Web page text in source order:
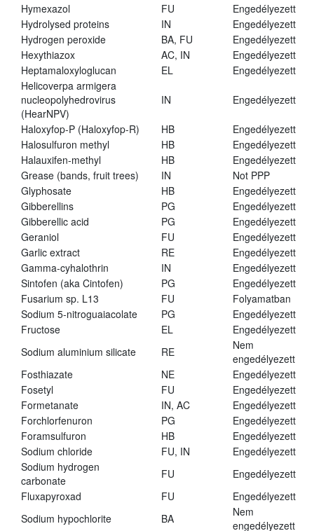
Hymexazol
FU
Engedélyezett
Hydrolysed proteins
IN
Engedélyezett
Hydrogen peroxide
BA, FU
Engedélyezett
Hexythiazox
AC, IN
Engedélyezett
Heptamaloxyloglucan
EL
Engedélyezett
Helicoverpa armigera
nucleopolyhedrovirus
(HearNPV)
IN Engedélyezett
Haloxyfop-P (Haloxyfop-R) HB
Engedélyezett
Halosulfuron methyl
HB
Engedélyezett
Halauxifen-methyl
HB
Engedélyezett
Grease (bands, fruit trees)
IN
Not PPP
Glyphosate
HB
Engedélyezett
Gibberellins
PG
Engedélyezett
Gibberellic acid
PG
Engedélyezett
Geraniol
FU
Engedélyezett
Garlic extract
RE
Engedélyezett
Gamma-cyhalothrin
IN
Engedélyezett
Sintofen (aka Cintofen)
PG
Engedélyezett
Fusarium sp. L13
FU
Folyamatban
Sodium 5-nitroguaiacolate
PG
Engedélyezett
Fructose
EL
Engedélyezett
Sodium aluminium silicate
RE
Nem
engedélyezett
Fosthiazate
NE
Engedélyezett
Fosetyl
FU
Engedélyezett
Formetanate
IN, AC
Engedélyezett
Forchlorfenuron
PG
Engedélyezett
Foramsulfuron
HB
Engedélyezett
Sodium chloride
FU, IN
Engedélyezett
Sodium hydrogen
carbonate
FU
Engedélyezett
Fluxapyroxad
FU
Engedélyezett
Sodium hypochlorite
BA
Nem
engedélyezett